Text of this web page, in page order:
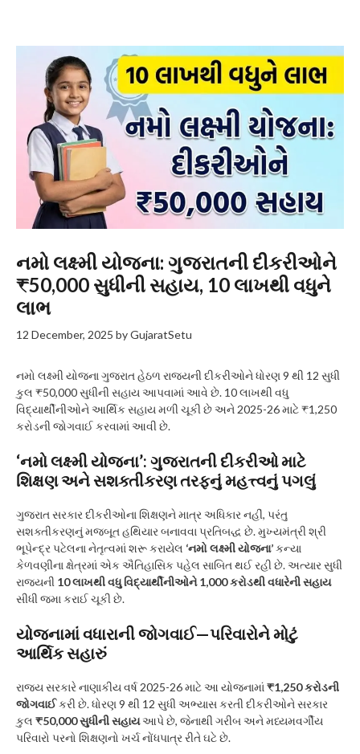
નમો લક્ષ્મી યોજના: ગુજરાતની દીકરીઓને
₹50,000 સુધીની સહાય, 10 લાખથી વધુને
લાભ
12 December, 2025 byGujaratSetu
નમો લક્ષ્મી યોજના ગુજરાત હેઠળ રાજ્યની દીકરીઓને ધોરણ 9 થી 12 સુધી
કુલ ₹50,000 સુધીની સહાય આપવામાં આવે છે. 10 લાખથી વધુ
વિદ્યાર્થીનીઓને આર્થિક સહાય મળી ચૂકી છે અને 2025-26 માટે ₹1,250
કરોડની જોગવાઈ કરવામાં આવી છે.
‘નમો લક્ષ્મી યોજના’: ગુજરાતની દીકરીઓ માટે
શિક્ષણ અને સશક્તીકરણ તરફનું મહત્ત્વનું પગલું
ગુજરાત સરકાર દીકરીઓના શિક્ષણને માત્ર અધિકાર નહીં, પરંતુ
સશક્તીકરણનું મજબૂત હથિયાર બનાવવા પ્રતિબદ્ધ છે. મુખ્યમંત્રી શ્રી
ભૂપેન્દ્ર પટેલના નેતૃત્વમાં શરૂ કરાયેલ ‘નમો લક્ષ્મી યોજના’કન્યા
કેળવણીના ક્ષેત્રમાં એક ઐતિહાસિક પહેલ સાબિત થઈ રહી છે. અત્યાર સુધી
રાજ્યની 10 લાખથી વધુ વિદ્યાર્થીનીઓને 1,000 કરોડથી વધારેની સહાય
સીધી જમા કરાઈ ચૂકી છે.
યોજનામાં વધારાની જોગવાઈ—પરિવારોને મોટું
આર્થિક સહારું
રાજ્ય સરકારે નાણાકીય વર્ષ 2025-26 માટે આ યોજનામાં ₹1,250 કરોડની
જોગવાઈકરી છે. ધોરણ 9 થી 12 સુધી અભ્યાસ કરતી દીકરીઓને સરકાર
કુલ ₹50,000 સુધીની સહાયઆપે છે, જેનાથી ગરીબ અને મધ્યમવર્ગીય
પરિવારો પરનો શિક્ષણનો ખર્ચ નોંધપાત્ર રીતે ઘટે છે.